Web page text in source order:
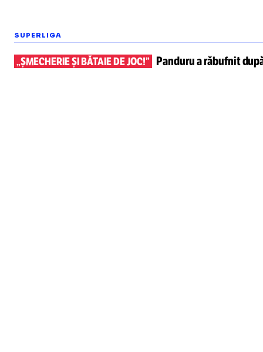
SUPERLIGA
„ȘMECHERIE ȘI BĂTAIE DE JOC!” Panduru a răbufnit